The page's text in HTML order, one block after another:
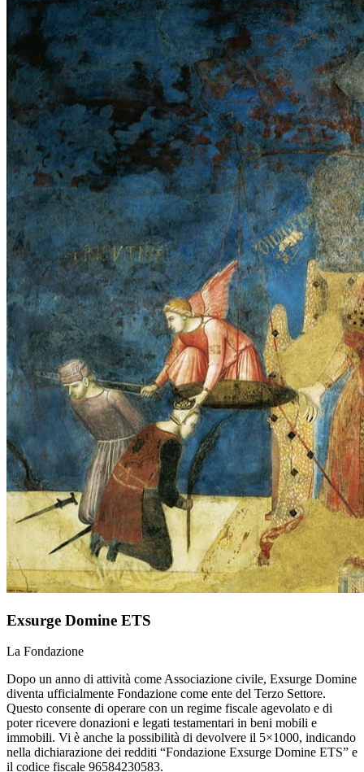
Exsurge Domine ETS
La Fondazione
Dopo un anno di attività come Associazione civile, Exsurge Domine
diventa ufficialmente Fondazione come ente del Terzo Settore.
Questo consente di operare con un regime fiscale agevolato e di
poter ricevere donazioni e legati testamentari in beni mobili e
immobili. Vi è anche la possibilità di devolvere il 5×1000, indicando
nella dichiarazione dei redditi “Fondazione Exsurge Domine ETS” e
il codice fiscale 96584230583.